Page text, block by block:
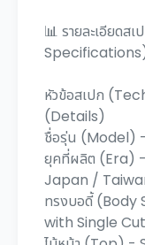
📊 รายละเอียด
หัวข้อสเปก
(Details)
ชื่อรุ่น (Model)
ยุคที่ผลิต (Era)
Japan /
ทรงบอดี้ (Body
with Single